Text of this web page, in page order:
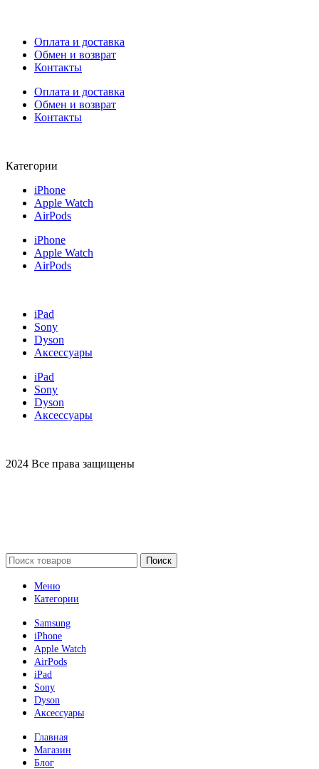
Оплата и доставка
Обмен и возврат
Контакты
Оплата и доставка
Обмен и возврат
Контакты
Категории
iPhone
Apple Watch
AirPods
iPhone
Apple Watch
AirPods
iPad
Sony
Dyson
Аксессуары
iPad
Sony
Dyson
Аксессуары
2024 Все права защищены
Поиск
Меню
Категории
Samsung
iPhone
Apple Watch
AirPods
iPad
Sony
Dyson
Аксессуары
Главная
Магазин
Блог